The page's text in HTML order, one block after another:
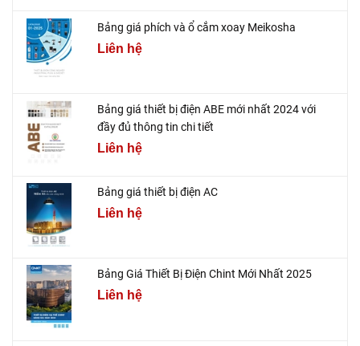
Bảng giá phích và ổ cắm xoay Meikosha
Liên hệ
Bảng giá thiết bị điện ABE mới nhất 2024 với
đầy đủ thông tin chi tiết
Liên hệ
Bảng giá thiết bị điện AC
Liên hệ
Bảng Giá Thiết Bị Điện Chint Mới Nhất 2025
Liên hệ